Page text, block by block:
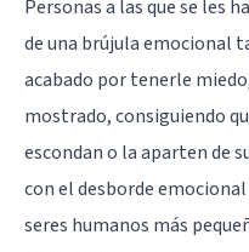
Personas a las que se les
de una brújula emocional
acabado por tenerle
mostrado, consiguiendo
escondan o la aparten de
con el desborde
seres humanos más